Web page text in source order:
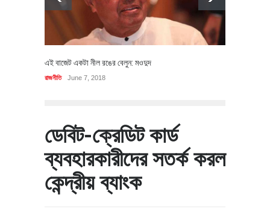
এই বাজেট একটা নীল রঙের বেলুন: মওদুদ
রাজনীতি June 7, 2018
ডেবিট-ক্রেডিট কার্ড
ব্যবহারকারীদের সতর্ক করল
কেন্দ্রীয় ব্যাংক